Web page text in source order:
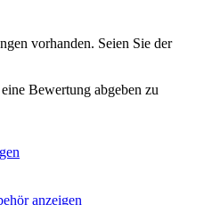
vorhanden. Seien Sie der
Bewertung abgeben zu
anzeigen